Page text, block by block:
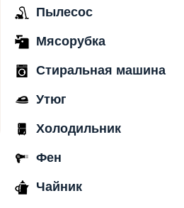
Пылесос
Мясорубка
Стиральная машина
Утюг
Холодильник
Фен
Чайник